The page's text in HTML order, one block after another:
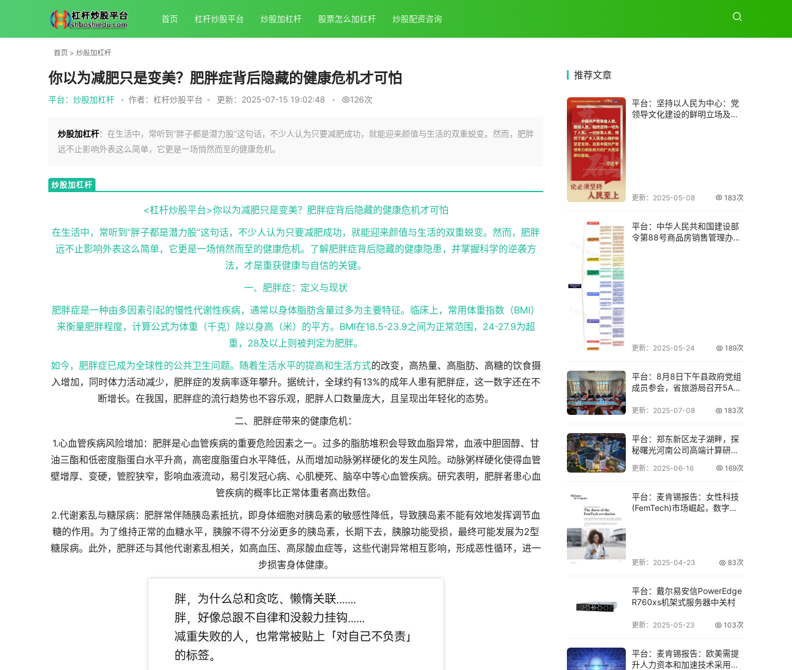
首页 杠杆炒股平台 炒股加杠杆 股票怎么加杠杆 炒股配资咨询
首页 > 炒股加杠杆
你以为减肥只是变美？肥胖症背后隐藏的健康危机才可怕
平台：炒股加杠杆 • 作者：杠杆炒股平台 • 更新：2025-07-15 19:02:48 • 126次
炒股加杠杆：在生活中，常听到“胖子都是潜力股”这句话，不少人认为只要减肥成功，就能迎来颜值与生活的双重蜕变。然而，肥胖
远不止影响外表这么简单，它更是一场悄然而至的健康危机。
炒股加杠杆
<杠杆炒股平台>你以为减肥只是变美？肥胖症背后隐藏的健康危机才可怕
在生活中，常听到“胖子都是潜力股”这句话，不少人认为只要减肥成功，就能迎来颜值与生活的双重蜕变。然而，肥胖
远不止影响外表这么简单，它更是一场悄然而至的健康危机。了解肥胖症背后隐藏的健康隐患，并掌握科学的逆袭方
法，才是重获健康与自信的关键。
一、肥胖症：定义与现状
肥胖症是一种由多因素引起的慢性代谢性疾病，通常以身体脂肪含量过多为主要特征。临床上，常用体重指数（BMI）
来衡量肥胖程度，计算公式为体重（千克）除以身高（米）的平方。BMI在18.5-23.9之间为正常范围，24-27.9为超
重，28及以上则被判定为肥胖。
如今，肥胖症已成为全球性的公共卫生问题。随着生活水平的提高和生活方式的改变，高热量、高脂肪、高糖的饮食摄
入增加，同时体力活动减少，肥胖症的发病率逐年攀升。据统计，全球约有13%的成年人患有肥胖症，这一数字还在不
断增长。在我国，肥胖症的流行趋势也不容乐观，肥胖人口数量庞大，且呈现出年轻化的态势。
二、肥胖症带来的健康危机：
1.心血管疾病风险增加：肥胖是心血管疾病的重要危险因素之一。过多的脂肪堆积会导致血脂异常，血液中胆固醇、甘
油三酯和低密度脂蛋白水平升高，高密度脂蛋白水平降低，从而增加动脉粥样硬化的发生风险。动脉粥样硬化使得血管
壁增厚、变硬，管腔狭窄，影响血液流动，易引发冠心病、心肌梗死、脑卒中等心血管疾病。研究表明，肥胖者患心血
管疾病的概率比正常体重者高出数倍。
2.代谢紊乱与糖尿病：肥胖常伴随胰岛素抵抗，即身体细胞对胰岛素的敏感性降低，导致胰岛素不能有效地发挥调节血
糖的作用。为了维持正常的血糖水平，胰腺不得不分泌更多的胰岛素，长期下去，胰腺功能受损，最终可能发展为2型
糖尿病。此外，肥胖还与其他代谢紊乱相关，如高血压、高尿酸血症等，这些代谢异常相互影响，形成恶性循环，进一
步损害身体健康。
推荐文章
平台：坚持以人民为中心：党
领导文化建设的鲜明立场及依
更新：2025-05-08 183次
平台：中华人民共和国建设部
令第88号商品房销售管理办法
更新：2025-05-24 189次
平台：8月8日下午县政府党组
成员参会，省旅游局召开5A级
更新：2025-07-08 183次
平台：郑东新区龙子湖畔，探
秘曙光河南公司高端计算研发
更新：2025-06-16 169次
平台：麦肯锡报告：女性科技
(FemTech)市场崛起，数字健
更新：2025-04-23 83次
平台：戴尔易安信PowerEdge
R760xs机架式服务器中关村
更新：2025-05-23 103次
平台：麦肯锡报告：欧美需提
升人力资本和加速技术采用以